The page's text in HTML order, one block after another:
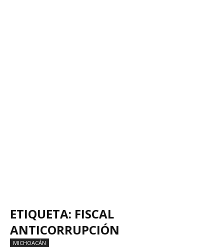
ETIQUETA: FISCAL
ANTICORRUPCIÓN
MICHOACÁN